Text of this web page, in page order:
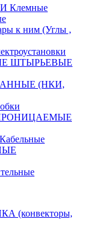
Клемные
к ним (Углы ,
ШТЫРЬЕВЫЕ
(НКИ,
(конвекторы,